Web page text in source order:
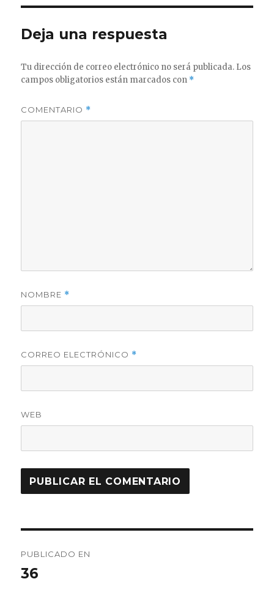
Deja una respuesta
Tu dirección de correo electrónico no será publicada. Los
campos obligatorios están marcados con *
COMENTARIO *
NOMBRE *
CORREO ELECTRÓNICO *
WEB
de
PUBLICADO EN
36